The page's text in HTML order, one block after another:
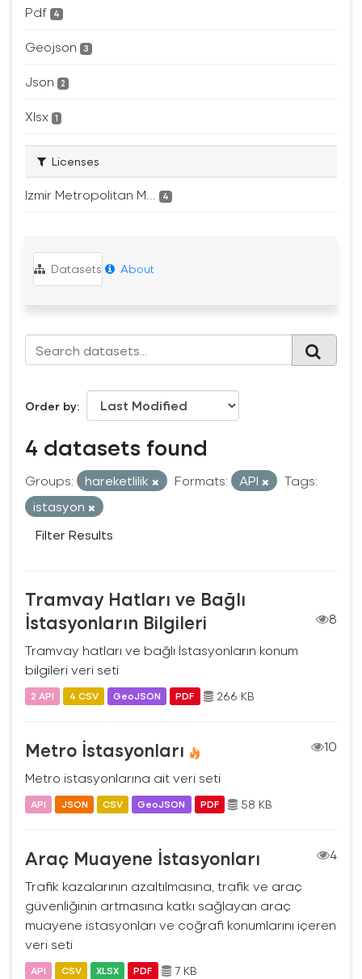
Pdf 4
Geojson 3
Json 2
Xlsx 1
Licenses
Izmir Metropolitan M... 4
Datasets About
Order by
4 datasets found
Groups: hareketlilik Formats: API
Tags:
istasyon
Filter Results
Tramvay Hatları ve Bağlı
İstasyonların Bilgileri
8
Tramvay hatları ve bağlı İstasyonların konum
bilgileri veri seti
2 API 4 CSV GeoJSON PDF 266 KB
Metro İstasyonları
10
Metro istasyonlarına ait veri seti
API JSON CSV GeoJSON PDF 58 KB
Araç Muayene İstasyonları
4
Trafik kazalarının azaltılmasına, trafik ve araç
güvenliğinin artmasına katkı sağlayan araç
muayene istasyonları ve coğrafi konumlarını içeren
veri seti
API CSV XLSX PDF 7 KB